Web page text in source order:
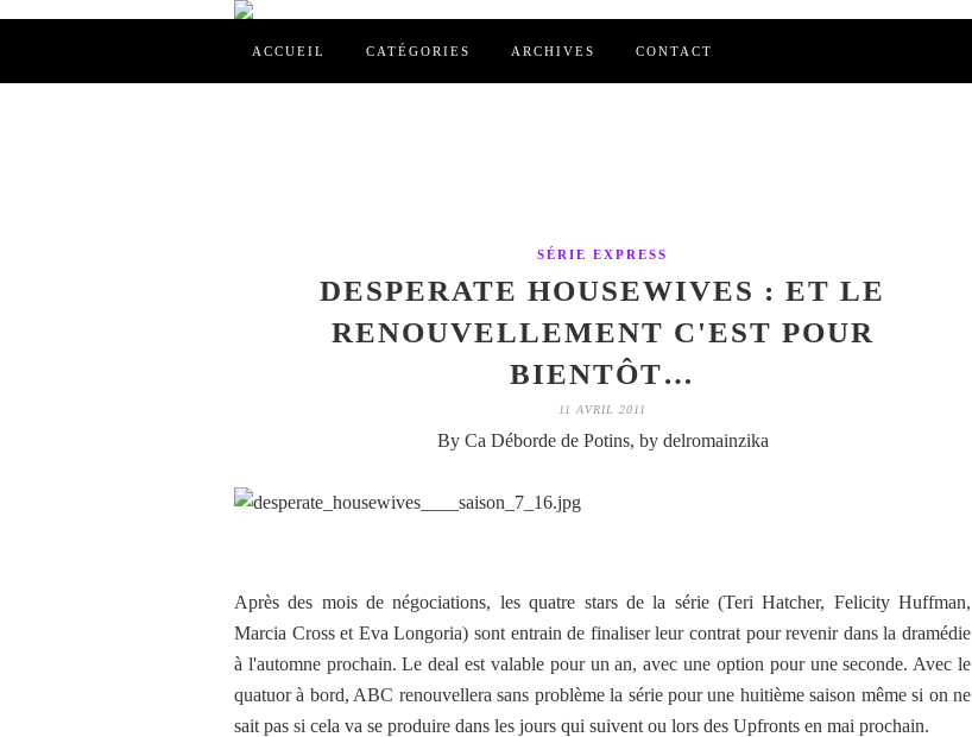
ACCUEIL CATÉGORIES ARCHIVES CONTACT
SÉRIE EXPRESS
DESPERATE HOUSEWIVES : ET LE
RENOUVELLEMENT C'EST POUR
BIENTÔT…
11 AVRIL 2011
By Ca Déborde de Potins, by delromainzika
Après des mois de négociations, les quatre stars de la série (Teri Hatcher, Felicity Huffman,
Marcia Cross et Eva Longoria) sont entrain de finaliser leur contrat pour revenir dans la dramédie
à l'automne prochain. Le deal est valable pour un an, avec une option pour une seconde. Avec le
quatuor à bord, ABC renouvellera sans problème la série pour une huitième saison même si on ne
sait pas si cela va se produire dans les jours qui suivent ou lors des Upfronts en mai prochain.